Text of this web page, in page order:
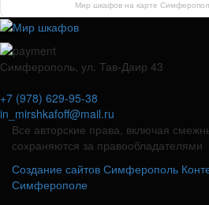
Мир шкафов на карте
Симферополь, ул. Тав-Даир 43
+7 (978) 629-95-38
in_mirshkafoff@mail.ru
Все авторские права, включая
сохраняются за правообладателями
Создание сайтов Симферополь
Симферополе